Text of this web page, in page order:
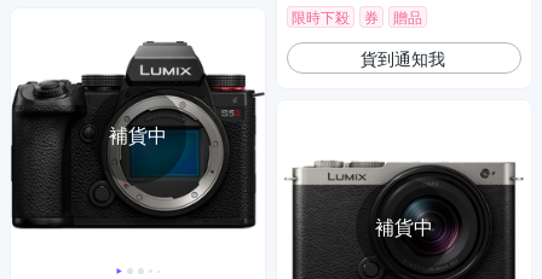
補貨中
限時下殺 券 贈品
貨到通知我
補貨中